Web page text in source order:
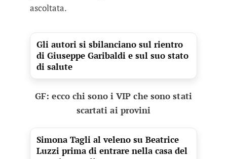
ascoltata.
Gli autori si sbilanciano sul rientro
di Giuseppe Garibaldi e sul suo stato
di salute
GF: ecco chi sono i VIP che sono stati
scartati ai provini
Simona Tagli al veleno su Beatrice
Luzzi prima di entrare nella casa del